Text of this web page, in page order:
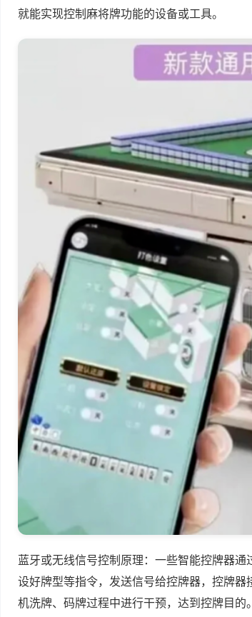
就能实现控制麻将牌功能的设备或工具。
蓝牙或无线信号控制原理：一些智能控牌器
设好牌型等指令，发送信号给控牌器，控牌
机洗牌、码牌过程中进行干预，达到控牌目的。